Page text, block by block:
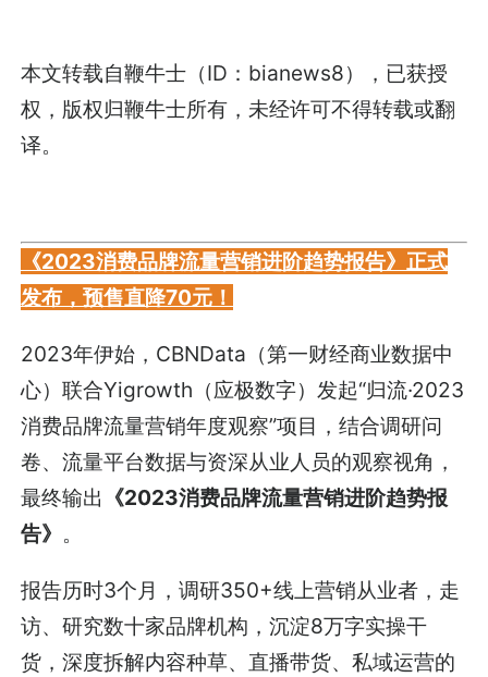
本文转载自鞭牛士（ID：bianews8），已获授
权，版权归鞭牛士所有，未经许可不得转载或翻
译。
《2023消费品牌流量营销进阶趋势报告》正式
发布，预售直降70元！
2023年伊始，CBNData（第一财经商业数据中
心）联合Yigrowth（应极数字）发起“归流·2023
消费品牌流量营销年度观察”项目，结合调研问
卷、流量平台数据与资深从业人员的观察视角，
最终输出 《2023消费品牌流量营销进阶趋势报
告》 。
报告历时3个月，调研350+线上营销从业者，走
访、研究数十家品牌机构，沉淀8万字实操干
货，深度拆解内容种草、直播带货、私域运营的